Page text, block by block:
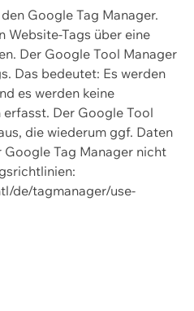
Google Tag Manager.
Website-Tags über eine
Der Google Tool Manager
Das bedeutet: Es werden
es werden keine
Der Google Tool
die wiederum ggf. Daten
Tag Manager nicht
de/tagmanager/use-